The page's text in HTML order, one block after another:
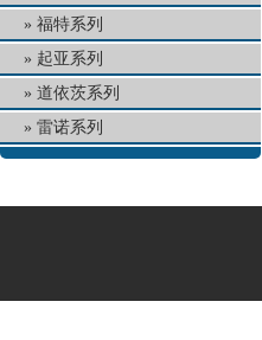
福特系列
起亚系列
道依茨系列
雷诺系列